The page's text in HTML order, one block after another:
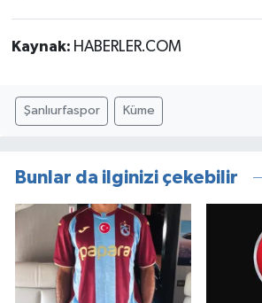
Kaynak: HABERLER.COM
Şanlıurfaspor Küme
Bunlar da ilginizi çekebilir